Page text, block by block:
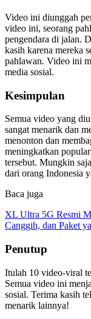
Video ini diunggah
video ini, seorang
pengendara di jalan.
kasih karena mereka
pahlawan. Video ini
media sosial.
Kesimpulan
Semua video yang
sangat menarik dan
menonton dan
meningkatkan
tersebut. Mungkin
dari orang Indonesia
Baca juga
XL Ultra 5G Resmi
Canggih, dan Paket
Penutup
Itulah 10 video-viral
Semua video ini
sosial. Terima kasih
menarik lainnya!